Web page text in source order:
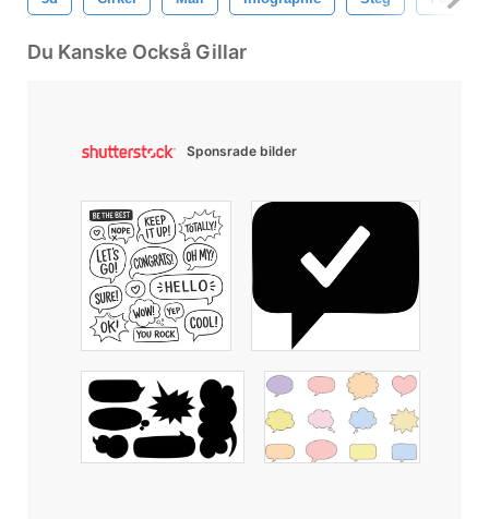
Du Kanske Också Gillar
Sponsrade bilder